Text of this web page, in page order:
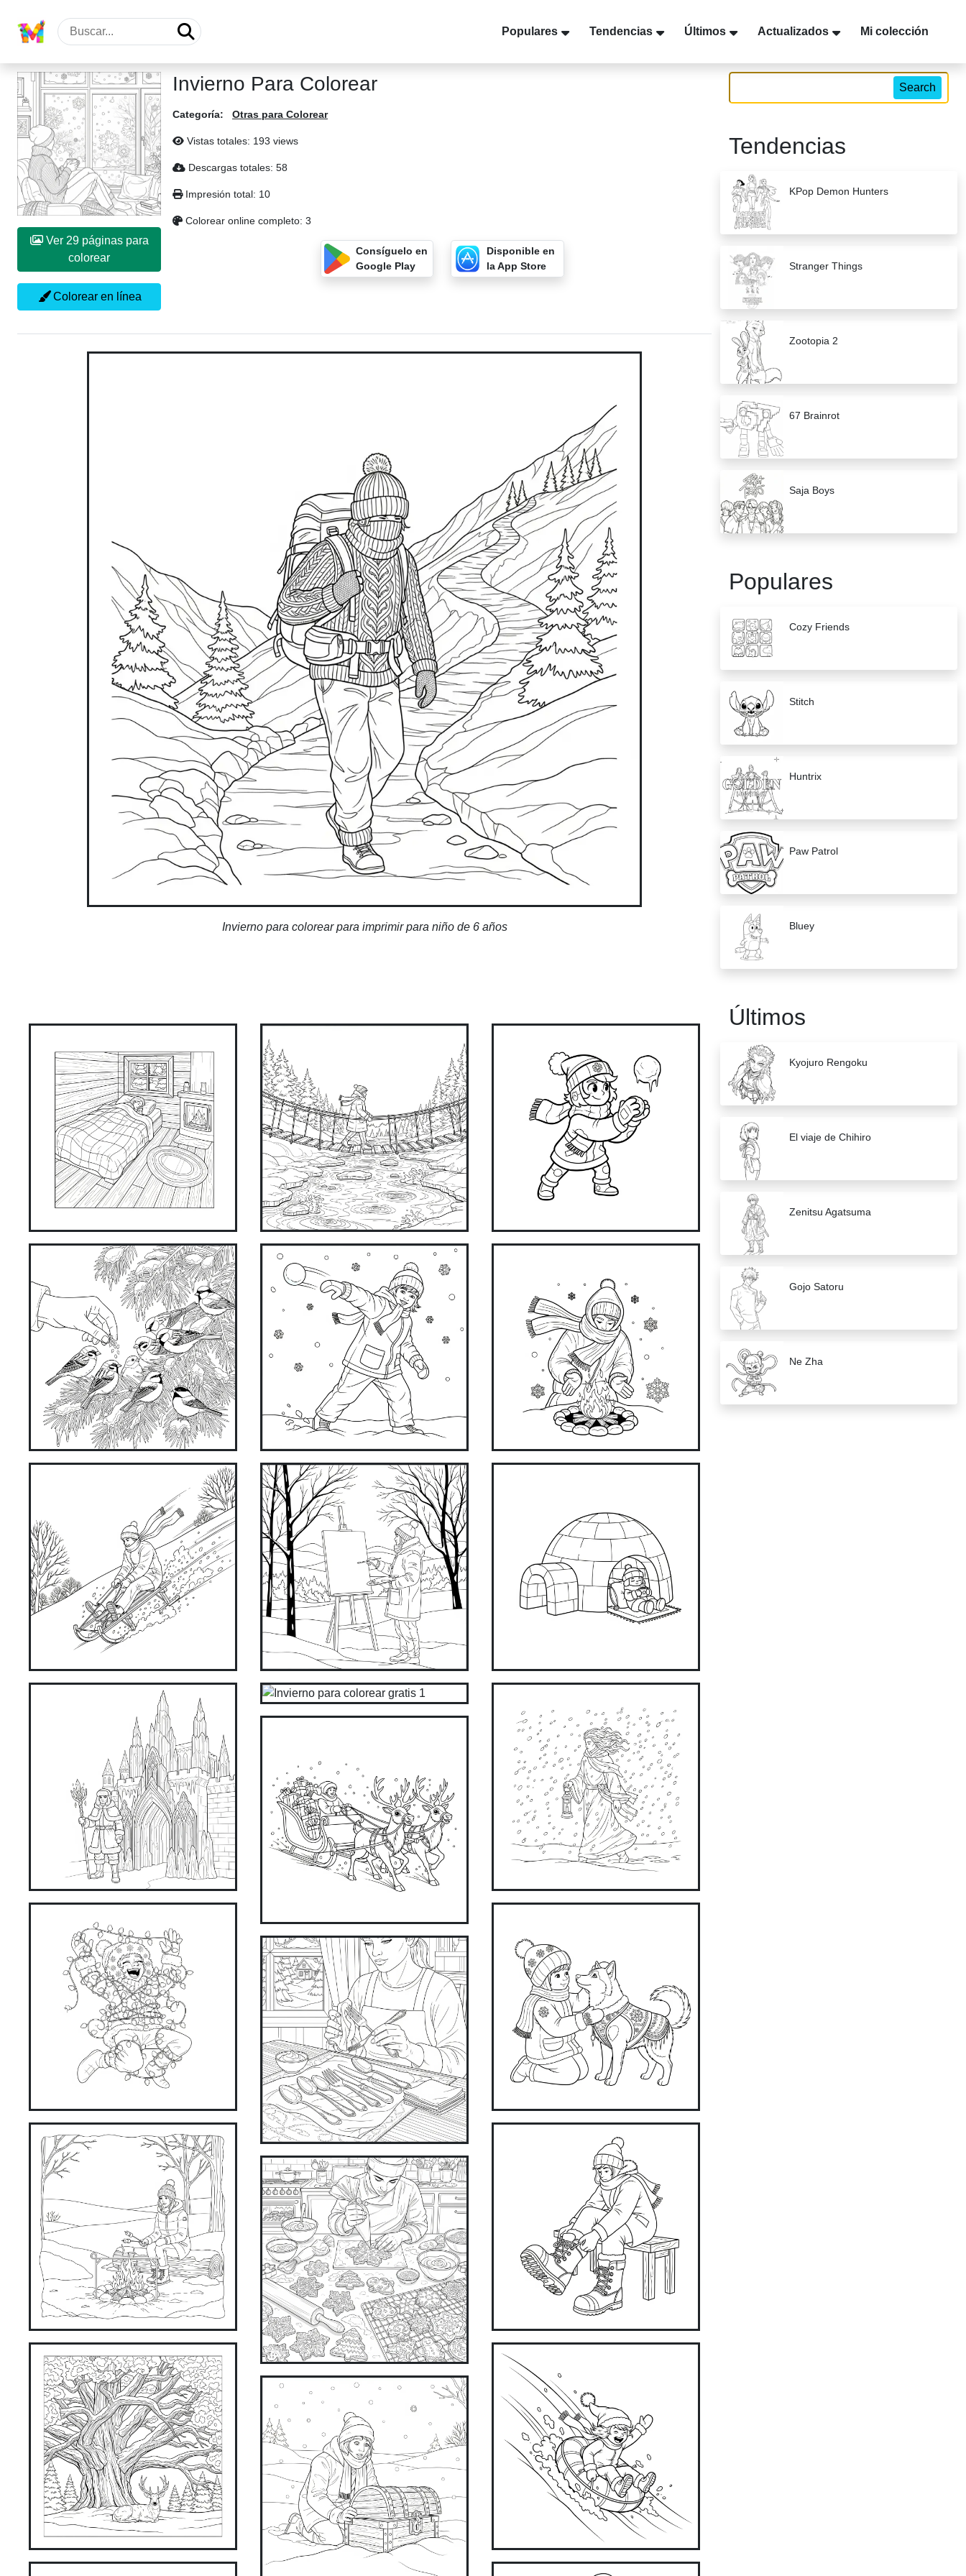
Populares Tendencias Últimos Actualizados Mi colección
Ver 29 páginas para
colorear
Colorear en línea
Invierno Para Colorear
Categoría: Otras para Colorear
Vistas totales: 193 views
Descargas totales: 58
Impresión total: 10
Colorear online completo: 3
Consíguelo en
Google Play
Disponible en
la App Store
Invierno para colorear para imprimir para niño de 6 años
Search
Tendencias
KPop Demon Hunters
Stranger Things
Zootopia 2
67 Brainrot
Saja Boys
Populares
Cozy Friends
Stitch
Huntrix
Paw Patrol
Bluey
Últimos
Kyojuro Rengoku
El viaje de Chihiro
Zenitsu Agatsuma
Gojo Satoru
Ne Zha